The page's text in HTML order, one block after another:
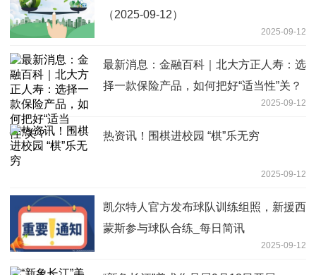
（2025-09-12）
2025-09-12
最新消息：金融百科｜北大方正人寿：选
择一款保险产品，如何把好“适当性”关？
2025-09-12
热资讯！围棋进校园 “棋”乐无穷
2025-09-12
凯尔特人官方发布球队训练组照，新援西
蒙斯参与球队合练_每日简讯
2025-09-12